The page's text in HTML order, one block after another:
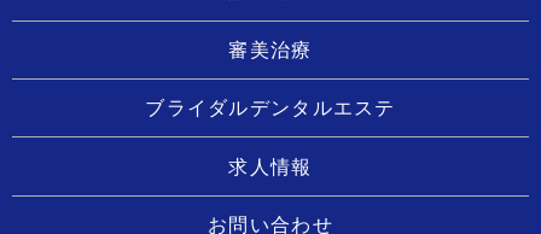
審美治療
ブライダルデンタルエステ
求人情報
お問い合わせ